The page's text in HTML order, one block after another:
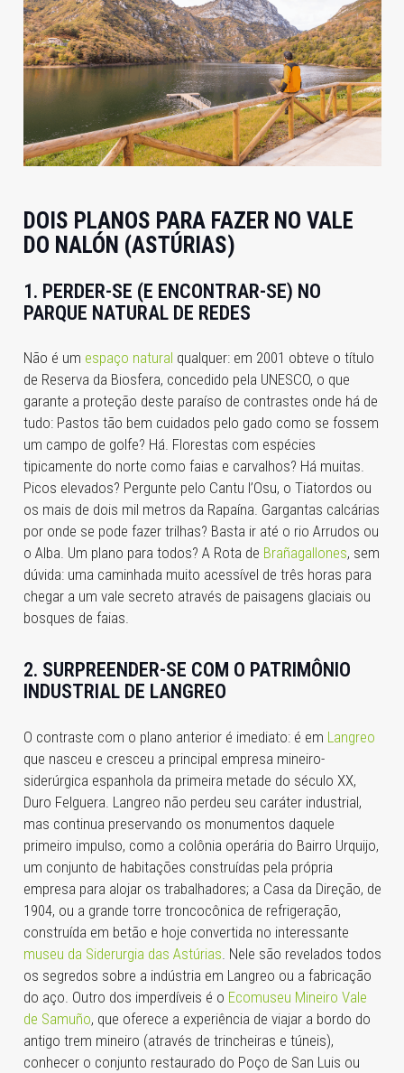
DOIS PLANOS PARA FAZER NO VALE
DO NALÓN (ASTÚRIAS)
1. PERDER-SE (E ENCONTRAR-SE) NO
PARQUE NATURAL DE REDES
Não é um espaço natural qualquer: em 2001 obteve o título
de Reserva da Biosfera, concedido pela UNESCO, o que
garante a proteção deste paraíso de contrastes onde há de
tudo: Pastos tão bem cuidados pelo gado como se fossem
um campo de golfe? Há. Florestas com espécies
tipicamente do norte como faias e carvalhos? Há muitas.
Picos elevados? Pergunte pelo Cantu l’Osu, o Tiatordos ou
os mais de dois mil metros da Rapaína. Gargantas calcárias
por onde se pode fazer trilhas? Basta ir até o rio Arrudos ou
o Alba. Um plano para todos? A Rota de Brañagallones, sem
dúvida: uma caminhada muito acessível de três horas para
chegar a um vale secreto através de paisagens glaciais ou
bosques de faias.
2. SURPREENDER-SE COM O PATRIMÔNIO
INDUSTRIAL DE LANGREO
O contraste com o plano anterior é imediato: é em Langreo
que nasceu e cresceu a principal empresa mineiro-
siderúrgica espanhola da primeira metade do século XX,
Duro Felguera. Langreo não perdeu seu caráter industrial,
mas continua preservando os monumentos daquele
primeiro impulso, como a colônia operária do Bairro Urquijo,
um conjunto de habitações construídas pela própria
empresa para alojar os trabalhadores; a Casa da Direção, de
1904, ou a grande torre troncocônica de refrigeração,
construída em betão e hoje convertida no interessante
museu da Siderurgia das Astúrias . Nele são revelados todos
os segredos sobre a indústria em Langreo ou a fabricação
do aço. Outro dos imperdíveis é o Ecomuseu Mineiro Vale
de Samuño, que oferece a experiência de viajar a bordo do
antigo trem mineiro (através de trincheiras e túneis),
conhecer o conjunto restaurado do Poço de San Luis ou